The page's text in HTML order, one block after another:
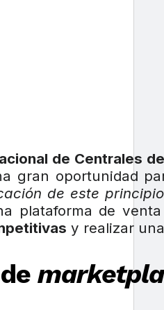
de Centrales
gran oportunidad
de este
plataforma de
y realizar